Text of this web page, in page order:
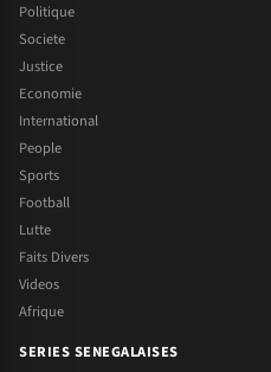
Politique
Societe
Justice
Economie
International
People
Sports
Football
Lutte
Faits Divers
Videos
Afrique
SERIES SENEGALAISES